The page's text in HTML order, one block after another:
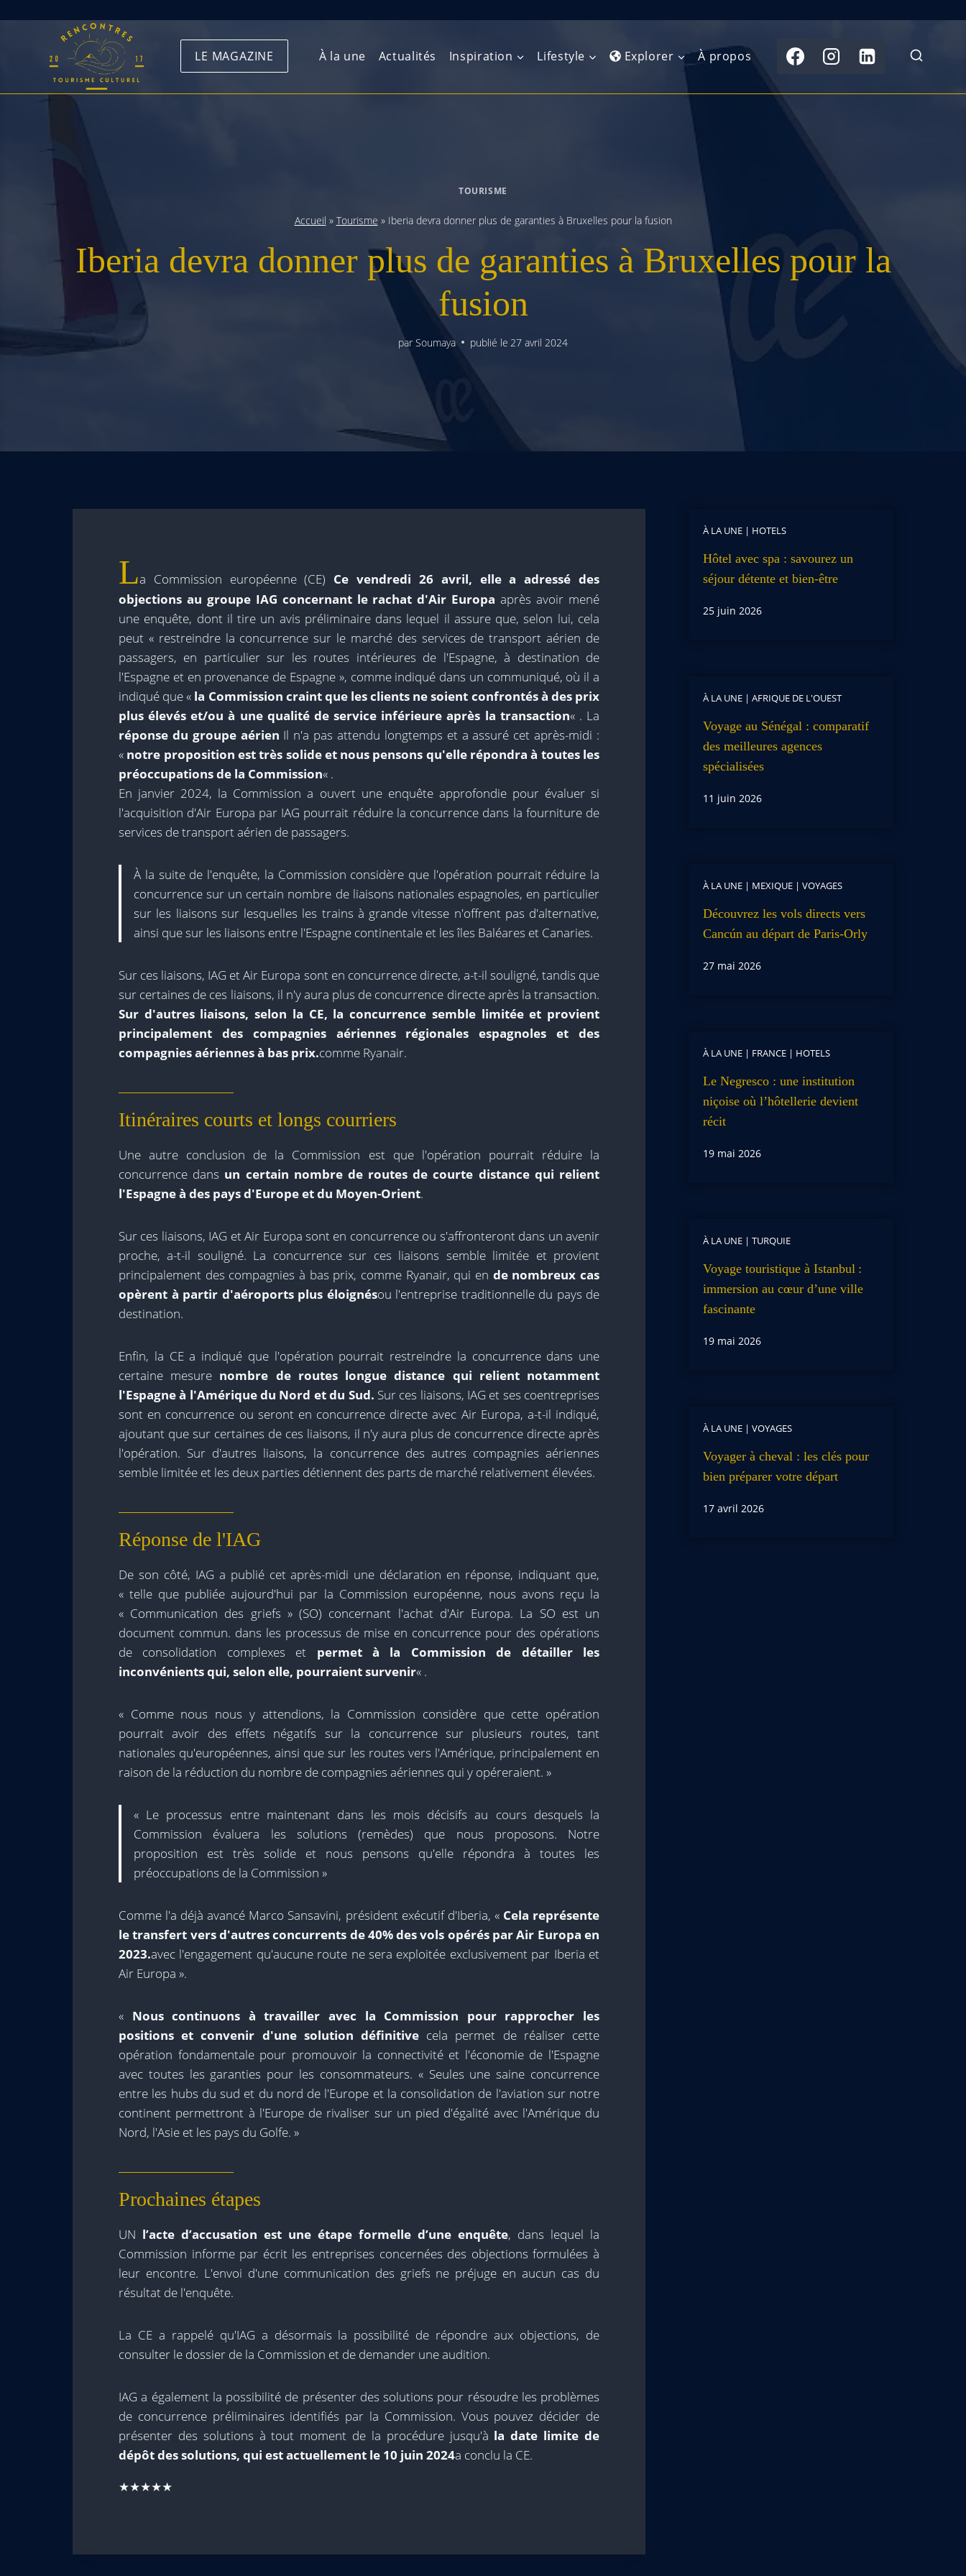
LE MAGAZINE À la une Actualités Inspiration Lifestyle Explorer
Balkans
Afrique de l’Est
Afrique australe Asie du Sud-Est
Extrême-Orient
À propos
TOURISME
Accueil » Tourisme » Iberia devra donner plus de garanties à Bruxelles pour la fusion
Iberia devra donner plus de garanties à Bruxelles pour la
fusion
par Soumaya publié le 27 avril 2024
La Commission européenne (CE) Ce vendredi 26 avril, elle a adressé des
objections au groupe IAG concernant le rachat d'Air Europa après avoir mené
une enquête, dont il tire un avis préliminaire dans lequel il assure que, selon lui, cela
peut « restreindre la concurrence sur le marché des services de transport aérien de
passagers, en particulier sur les routes intérieures de l'Espagne, à destination de
l'Espagne et en provenance de Espagne », comme indiqué dans un communiqué, où il a
indiqué que « la Commission craint que les clients ne soient confrontés à des prix
plus élevés et/ou à une qualité de service inférieure après la transaction« . La
réponse du groupe aérien Il n'a pas attendu longtemps et a assuré cet après-midi :
« notre proposition est très solide et nous pensons qu'elle répondra à toutes les
préoccupations de la Commission« .
En janvier 2024, la Commission a ouvert une enquête approfondie pour évaluer si
l'acquisition d'Air Europa par IAG pourrait réduire la concurrence dans la fourniture de
services de transport aérien de passagers.
À la suite de l'enquête, la Commission considère que l'opération pourrait réduire la
concurrence sur un certain nombre de liaisons nationales espagnoles, en particulier
sur les liaisons sur lesquelles les trains à grande vitesse n'offrent pas d'alternative,
ainsi que sur les liaisons entre l'Espagne continentale et les îles Baléares et Canaries.
Sur ces liaisons, IAG et Air Europa sont en concurrence directe, a-t-il souligné, tandis que
sur certaines de ces liaisons, il n'y aura plus de concurrence directe après la transaction.
Sur d'autres liaisons, selon la CE, la concurrence semble limitée et provient
principalement des compagnies aériennes régionales espagnoles et des
compagnies aériennes à bas prix.comme Ryanair.
Itinéraires courts et longs courriers
Une autre conclusion de la Commission est que l'opération pourrait réduire la
concurrence dans un certain nombre de routes de courte distance qui relient
l'Espagne à des pays d'Europe et du Moyen-Orient.
Sur ces liaisons, IAG et Air Europa sont en concurrence ou s'affronteront dans un avenir
proche, a-t-il souligné. La concurrence sur ces liaisons semble limitée et provient
principalement des compagnies à bas prix, comme Ryanair, qui en de nombreux cas
opèrent à partir d'aéroports plus éloignésou l'entreprise traditionnelle du pays de
destination.
Enfin, la CE a indiqué que l'opération pourrait restreindre la concurrence dans une
certaine mesure nombre de routes longue distance qui relient notamment
l'Espagne à l'Amérique du Nord et du Sud. Sur ces liaisons, IAG et ses coentreprises
sont en concurrence ou seront en concurrence directe avec Air Europa, a-t-il indiqué,
ajoutant que sur certaines de ces liaisons, il n'y aura plus de concurrence directe après
l'opération. Sur d'autres liaisons, la concurrence des autres compagnies aériennes
semble limitée et les deux parties détiennent des parts de marché relativement élevées.
Réponse de l'IAG
De son côté, IAG a publié cet après-midi une déclaration en réponse, indiquant que,
« telle que publiée aujourd'hui par la Commission européenne, nous avons reçu la
« Communication des griefs » (SO) concernant l'achat d'Air Europa. La SO est un
document commun. dans les processus de mise en concurrence pour des opérations
de consolidation complexes et permet à la Commission de détailler les
inconvénients qui, selon elle, pourraient survenir« .
« Comme nous nous y attendions, la Commission considère que cette opération
pourrait avoir des effets négatifs sur la concurrence sur plusieurs routes, tant
nationales qu'européennes, ainsi que sur les routes vers l'Amérique, principalement en
raison de la réduction du nombre de compagnies aériennes qui y opéreraient. »
« Le processus entre maintenant dans les mois décisifs au cours desquels la
Commission évaluera les solutions (remèdes) que nous proposons. Notre
proposition est très solide et nous pensons qu'elle répondra à toutes les
préoccupations de la Commission »
Comme l'a déjà avancé Marco Sansavini, président exécutif d'Iberia, « Cela représente
le transfert vers d'autres concurrents de 40% des vols opérés par Air Europa en
2023.avec l'engagement qu'aucune route ne sera exploitée exclusivement par Iberia et
Air Europa ».
« Nous continuons à travailler avec la Commission pour rapprocher les
positions et convenir d'une solution définitive cela permet de réaliser cette
opération fondamentale pour promouvoir la connectivité et l'économie de l'Espagne
avec toutes les garanties pour les consommateurs. « Seules une saine concurrence
entre les hubs du sud et du nord de l'Europe et la consolidation de l'aviation sur notre
continent permettront à l'Europe de rivaliser sur un pied d'égalité avec l'Amérique du
Nord, l'Asie et les pays du Golfe. »
Prochaines étapes
UN l’acte d’accusation est une étape formelle d’une enquête, dans lequel la
Commission informe par écrit les entreprises concernées des objections formulées à
leur encontre. L'envoi d'une communication des griefs ne préjuge en aucun cas du
résultat de l'enquête.
La CE a rappelé qu'IAG a désormais la possibilité de répondre aux objections, de
consulter le dossier de la Commission et de demander une audition.
IAG a également la possibilité de présenter des solutions pour résoudre les problèmes
de concurrence préliminaires identifiés par la Commission. Vous pouvez décider de
présenter des solutions à tout moment de la procédure jusqu'à la date limite de
dépôt des solutions, qui est actuellement le 10 juin 2024a conclu la CE.
★★★★★
À LA UNE| HOTELS
Hôtel avec spa : savourez un
séjour détente et bien-être
25 juin 2026
À LA UNE| AFRIQUE DE L'OUEST
Voyage au Sénégal : comparatif
des meilleures agences
spécialisées
11 juin 2026
À LA UNE| MEXIQUE| VOYAGES
Découvrez les vols directs vers
Cancún au départ de Paris-Orly
27 mai 2026
À LA UNE| FRANCE| HOTELS
Le Negresco : une institution
niçoise où l’hôtellerie devient
récit
19 mai 2026
À LA UNE| TURQUIE
Voyage touristique à Istanbul :
immersion au cœur d’une ville
fascinante
19 mai 2026
À LA UNE| VOYAGES
Voyager à cheval : les clés pour
bien préparer votre départ
17 avril 2026